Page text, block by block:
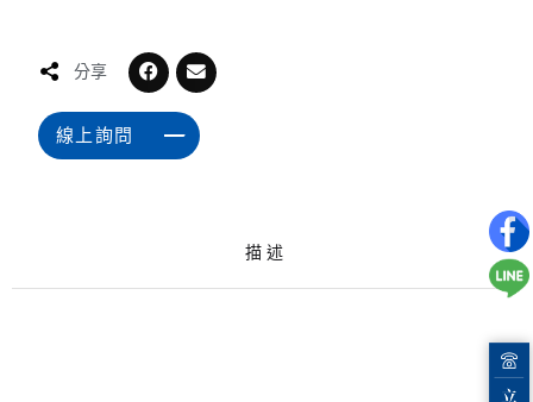
分享
線上詢問
描述